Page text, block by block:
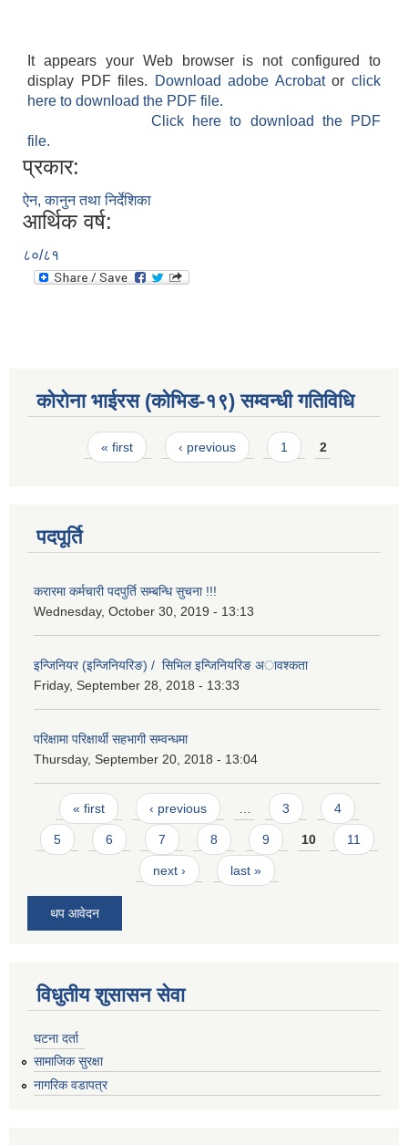
It appears your Web browser is not configured to
display PDF files.
Download adobe Acrobatorclick
here to download the PDF file.
Click here to download the PDF
file.
प्रकार:
ऐन, कानुन तथा निर्देशिका
आर्थिक वर्ष:
८०/८१
कोरोना भाईरस (कोभिड-१९) सम्वन्धी गतिविधि
Pages« first ‹ previous 1 2
पदपूर्ति
करारमा कर्मचारी पदपुर्ति सम्बन्धि सुचना !!!
Wednesday, October 30, 2019 - 13:13
इन्जिनियर (इन्जिनियरिङ) / सिभिल इन्जिनियरिङ अावश्कता
Friday, September 28, 2018 - 13:33
परिक्षामा परिक्षार्थी सहभागी सम्वन्धमा
Thursday, September 20, 2018 - 13:04
Pages
« first ‹ previous … 3 4
5 6 7 8 9 10 11
next › last »
थप आवेदन
विधुतीय शुसासन सेवा
घटना दर्ता
सामाजिक सुरक्षा
नागरिक वडापत्र